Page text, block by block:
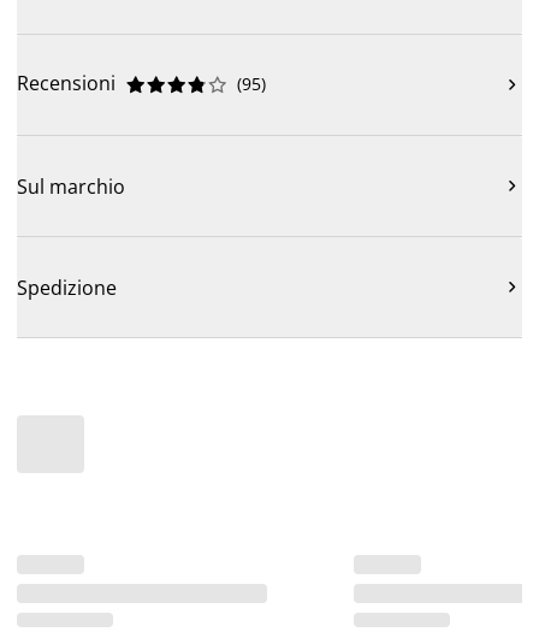
Recensioni 




 (95) 
Sul marchio 
Spedizione 